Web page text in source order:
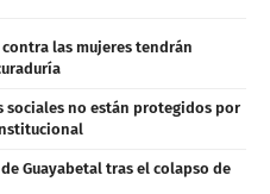
las mujeres tendrán
sociales no están protegidos por
Guayabetal tras el colapso de